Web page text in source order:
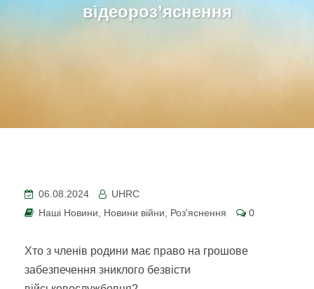
відеороз’яснення
06.08.2024
UHRC
Наші Новини, Новини війни, Роз'яснення 0
Хто з членів родини має право на грошове
забезпечення зниклого безвісти